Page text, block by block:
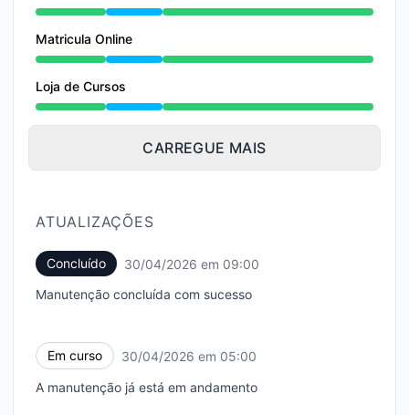
Manutenção undefined 5:00 AM para 9:00 AM
Matricula Online
Manutenção undefined 5:00 AM para 9:00 AM
Loja de Cursos
Manutenção undefined 5:00 AM para 9:00 AM
CARREGUE MAIS
ATUALIZAÇÕES
Concluído 30/04/2026 em 09:00
Manutenção concluída com sucesso
Em curso 30/04/2026 em 05:00
A manutenção já está em andamento